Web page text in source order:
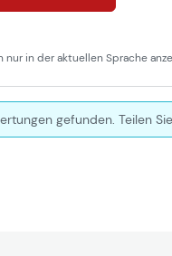
nur in der aktuellen Sprache
gefunden. Teilen